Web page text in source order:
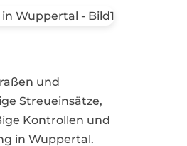
und
Streueinsätze,
Kontrollen und
in Wuppertal.